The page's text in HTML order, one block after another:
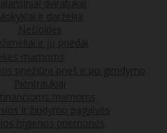
dviratukai
ir darželiui
Nešioklės
ir jų priedai
mamoms
priežiūra prieš ir po gimdymo
Pientraukiai
mamoms
ir žindymo pagalvės
higienos priemonės